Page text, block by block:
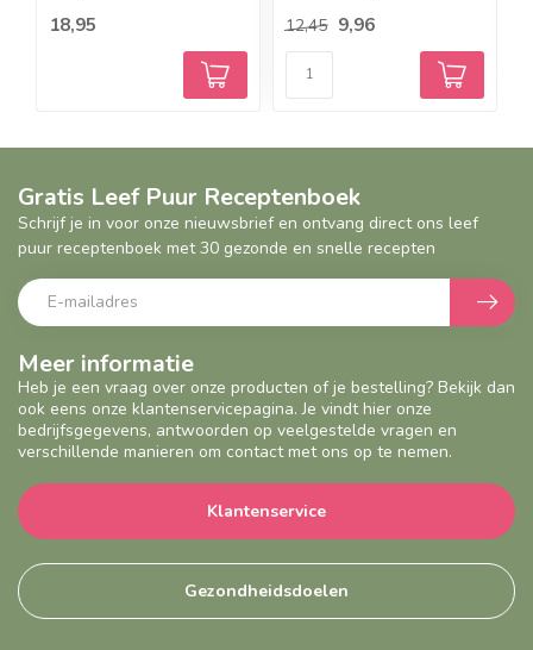
18,95 12,45 9,96
Meer informatie
Heb je een vraag over onze producten of je bestelling? Bekijk dan
ook eens onze klantenservicepagina. Je vindt hier onze
bedrijfsgegevens, antwoorden op veelgestelde vragen en
verschillende manieren om contact met ons op te nemen.
Klantenservice
Gezondheidsdoelen
Gratis Leef Puur Receptenboek
Schrijf je in voor onze nieuwsbrief en ontvang direct ons leef
puur receptenboek met 30 gezonde en snelle recepten